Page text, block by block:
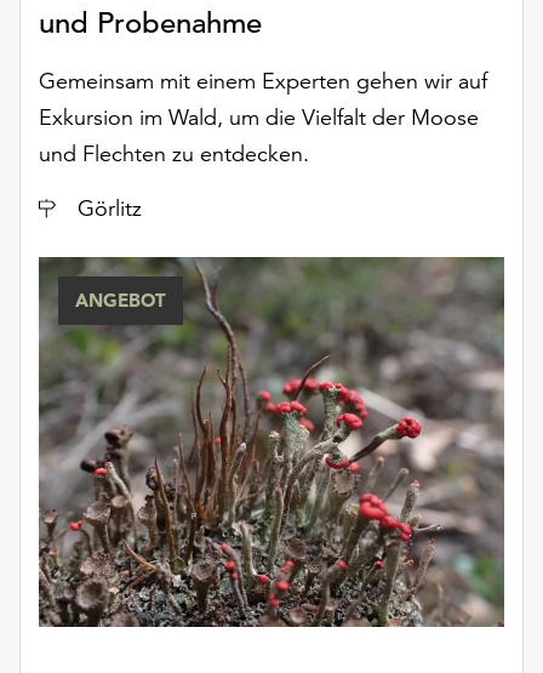
Möchten
die
verwendeten
Cookies
anpassen,
erreichen
Sie
die
Einstellungen
über
die
Schaltfläche
„Auswählen“.
Weitere
Informationen
finden
Sie
unserer
Datenschutzerklärung
oder
und Probenahme
Gemeinsam mit einem Experten gehen wir auf
Exkursion im Wald, um die Vielfalt der Moose
und Flechten zu entdecken.
Ort
Görlitz
ANGEBOT